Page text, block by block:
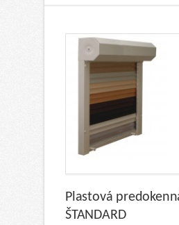
Plastová
ŠTANDARD